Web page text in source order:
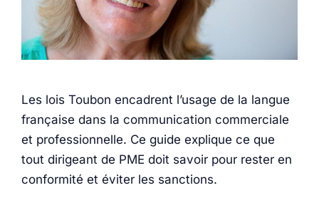
Les lois Toubon encadrent l’usage de la langue
française dans la communication commerciale
et professionnelle. Ce guide explique ce que
tout dirigeant de PME doit savoir pour rester en
conformité et éviter les sanctions.